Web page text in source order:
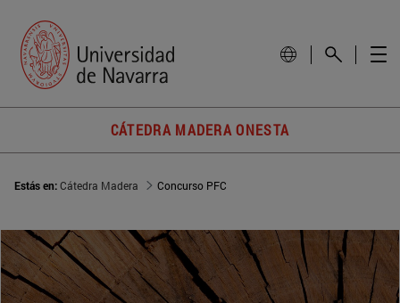
CÁTEDRA MADERA ONESTA
Estás en:Cátedra Madera Concurso PFC